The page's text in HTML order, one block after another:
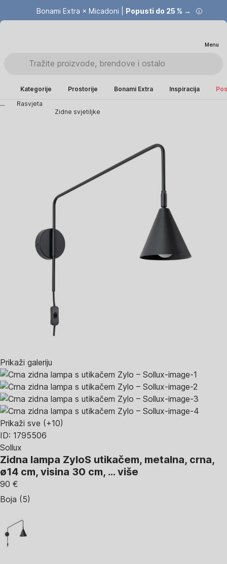
Bonami Extra × Micadoni | Popusti do 25 % →
Menu
Kategorije Prostorije Bonami Extra Inspiracija
...
Rasvjeta
Zidne svjetiljke
Prikaži galeriju
Prikaži sve (+10)
ID: 1795506
Sollux
Zidna lampa ZyloS utikačem, metalna, crna,
ø14 cm, visina 30 cm, … više
90 €
Boja (5)